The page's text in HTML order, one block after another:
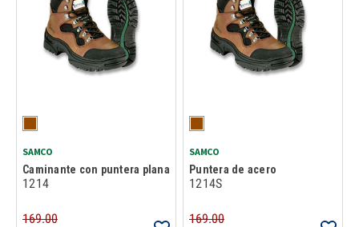
SAMCO
Caminante con puntera plana
1214
169.00
SAMCO
Puntera de acero
1214S
169.00